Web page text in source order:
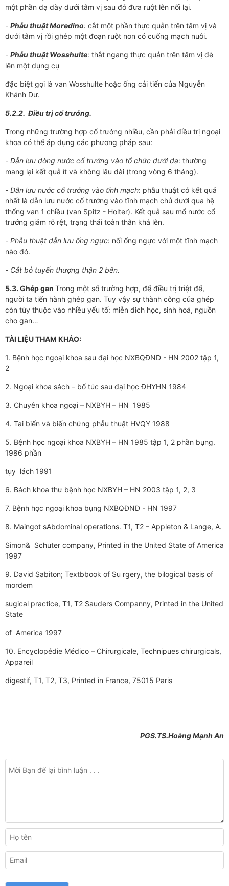
một phần dạ dày dưới tâm vị sau đó đưa ruột lên nối lại.
- Phẫu thuật Moredino: cắt một phần thực quản trên tâm vị và
dưới tâm vị rồi ghép một đoạn ruột non có cuống mạch nuôi.
- Phẫu thuật Wosshulte: thắt ngang thực quản trên tâm vị đè
lên một dụng cụ
đặc biệt gọi là van Wosshulte hoặc ống cải tiến của Nguyễn
Khánh Dư.
5.2.2. Điều trị cổ trướng.
Trong những trường hợp cổ trướng nhiều, cần phải điều trị ngoại
khoa có thể áp dụng các phương pháp sau:
- Dẫn lưu dòng nước cổ trướng vào tổ chức dưới da: thường
mang lại kết quả ít và không lâu dài (trong vòng 6 tháng).
- Dẫn lưu nước cổ trướng vào tĩnh mạch: phẫu thuật có kết quả
nhất là dẫn lưu nước cổ trướng vào tĩnh mạch chủ dưới qua hệ
thống van 1 chiều (van Spitz - Holter). Kết quả sau mổ nước cổ
trướng giảm rõ rệt, trạng thái toàn thân khá lên.
- Phẫu thuật dẫn lưu ống ngực: nối ống ngực với một tĩnh mạch
nào đó.
- Cắt bỏ tuyến thượng thận 2 bên.
5.3. Ghép gan Trong một số trường hợp, để điều trị triệt để,
người ta tiến hành ghép gan. Tuy vậy sự thành công của ghép
còn tùy thuộc vào nhiều yếu tố: miễn dich học, sinh hoá, nguồn
cho gan…
TÀI LIỆU THAM KHẢO:
1. Bệnh học ngoại khoa sau đại học NXBQĐND - HN 2002 tập 1,
2
2. Ngoại khoa sách – bổ túc sau đại học ĐHYHN 1984
3. Chuyên khoa ngoại – NXBYH – HN 1985
4. Tai biến và biến chứng phẫu thuật HVQY 1988
5. Bệnh học ngoại khoa NXBYH – HN 1985 tập 1, 2 phần bụng.
1986 phần
tụy lách 1991
6. Bách khoa thư­­ bệnh học NXBYH – HN 2003 tập 1, 2, 3
7. Bệnh học ngoại khoa bụng NXBQĐND - HN 1997
8. Maingot sAbdominal operations. T1, T2 – Appleton & Lange, A.
Simon& Schuter company, Printed in the United State of America
1997
9. David Sabiton; Textbbook of Su rgery, the bilogical basis of
mordem
sugical practice, T1, T2 Sauders Companny, Printed in the United
State
of America 1997
10. Encỵclopédie Médico – Chirurgicale, Technipues chirurgicals,
Appareil
digestif, T1, T2, T3, Printed in France, 75015 Paris
PGS.TS.Hoàng Mạnh An